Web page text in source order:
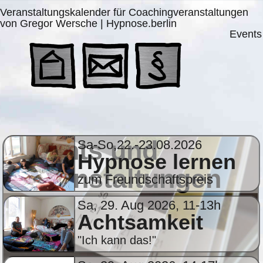
Veranstaltungskalender für Coachingveranstaltungen
von Gregor Wersche | Hypnose.berlin
Events
Events und
Veranstaltungen
Sa-So,22.-23.08.2026
Hypnose lernen
zum Freundschaftspreis
Sa, 29. Aug 2026, 11-13h
Achtsamkeit
"Ich kann das!"